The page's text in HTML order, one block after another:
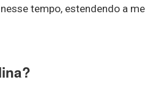
tempo, estendendo a